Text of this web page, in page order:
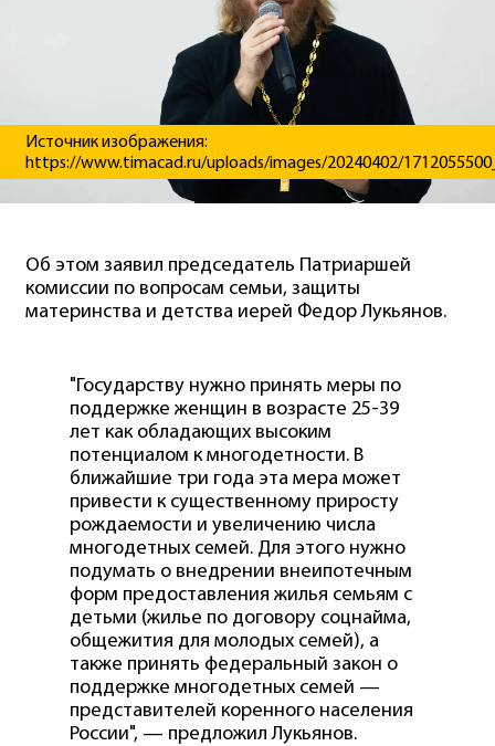
Источник изображения:
https://www.timacad.ru/uploads/images/20240402/
Об этом заявил председатель Патриаршей
комиссии по вопросам семьи, защиты
материнства и детства иерей Федор Лукьянов.
"Государству нужно принять меры по
поддержке женщин в возрасте 25-39
лет как обладающих высоким
потенциалом к многодетности. В
ближайшие три года эта мера может
привести к существенному приросту
рождаемости и увеличению числа
многодетных семей. Для этого нужно
подумать о внедрении внеипотечным
форм предоставления жилья семьям с
детьми (жилье по договору соцнайма,
общежития для молодых семей), а
также принять федеральный закон о
поддержке многодетных семей —
представителей коренного населения
России", — предложил Лукьянов.